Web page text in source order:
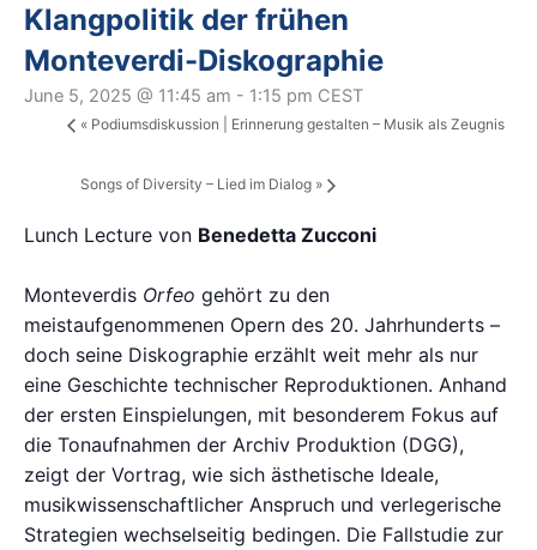
Klangpolitik der frühen
Monteverdi-Diskographie
June 5, 2025 @ 11:45 am - 1:15 pm CEST
« Podiumsdiskussion | Erinnerung gestalten – Musik als Zeugnis
Songs of Diversity – Lied im Dialog »
Lunch Lecture von Benedetta Zucconi
Monteverdis Orfeo gehört zu den
meistaufgenommenen Opern des 20. Jahrhunderts –
doch seine Diskographie erzählt weit mehr als nur
eine Geschichte technischer Reproduktionen. Anhand
der ersten Einspielungen, mit besonderem Fokus auf
die Tonaufnahmen der Archiv Produktion (DGG),
zeigt der Vortrag, wie sich ästhetische Ideale,
musikwissenschaftlicher Anspruch und verlegerische
Strategien wechselseitig bedingen. Die Fallstudie zur